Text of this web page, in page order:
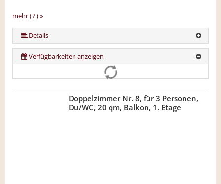
mehr (7 ) »
mehr (7 ) »
mehr (7 ) »
mehr (7 ) »
Details
Verfügbarkeiten anzeigen
Doppelzimmer Nr. 8, für 3 Personen,
Du/WC, 20 qm, Balkon, 1. Etage